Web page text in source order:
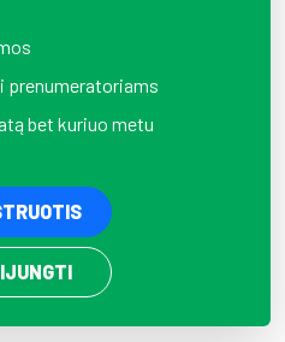
prenumeratoriams
bet kuriuo metu